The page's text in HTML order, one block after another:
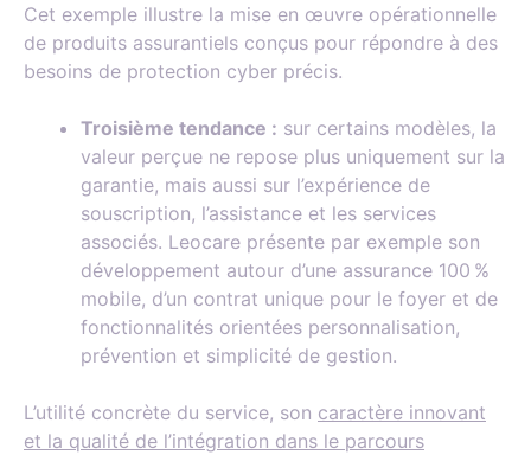
Cet exemple illustre la mise en œuvre opérationnelle
de produits assurantiels conçus pour répondre à des
besoins de protection cyber précis.
Troisième tendance : sur certains modèles, la
valeur perçue ne repose plus uniquement sur la
garantie, mais aussi sur l’expérience de
souscription, l’assistance et les services
associés. Leocare présente par exemple son
développement autour d’une assurance 100 %
mobile, d’un contrat unique pour le foyer et de
fonctionnalités orientées personnalisation,
prévention et simplicité de gestion.
L’utilité concrète du service, son caractère innovant
et la qualité de l’intégration dans le parcours